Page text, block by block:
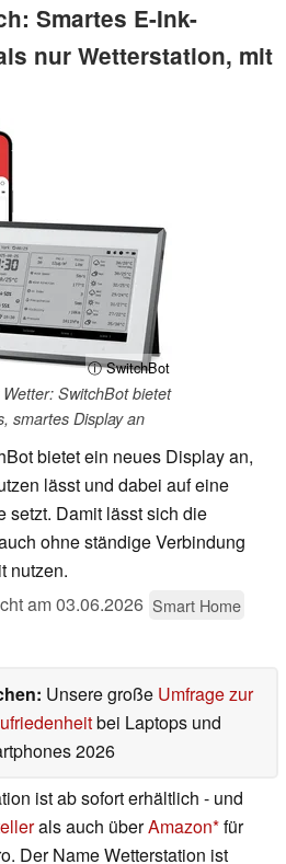
Smartes E-Ink-
nur Wetterstation, mit
ⓘ SwitchBot
SwitchBot bietet
smartes Display an
bietet ein neues Display an,
lässt und dabei auf eine
setzt. Damit lässt sich die
ohne ständige Verbindung
nutzen.
am03.06.2026 Smart Home
Unsere große Umfrage zur
bei Laptops und
2026
ist ab sofort erhältlich - und
als auch überAmazon für
Der Name Wetterstation ist